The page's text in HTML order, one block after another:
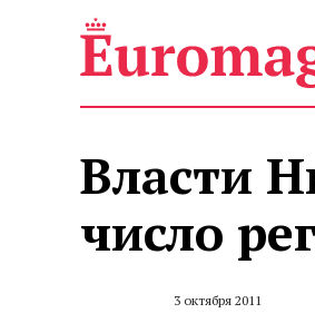
Власти
число
3 октября 2011